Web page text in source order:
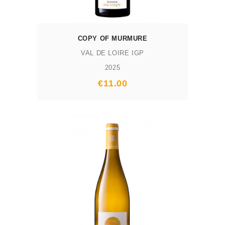
COPY OF MURMURE
VAL DE LOIRE IGP
2025
Prix
€11.00